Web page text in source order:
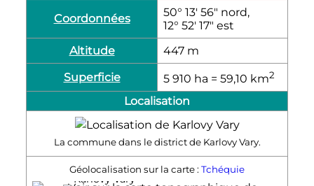
Coordonnées
50° 13′ 56″ nord,
12° 52′ 17″ est
Altitude
447 m
Superficie
5 910 ha = 59,10 km2
Localisation
La commune dans le district de Karlovy Vary.
Géolocalisation sur la carte : Tchéquie
Karlovy Vary